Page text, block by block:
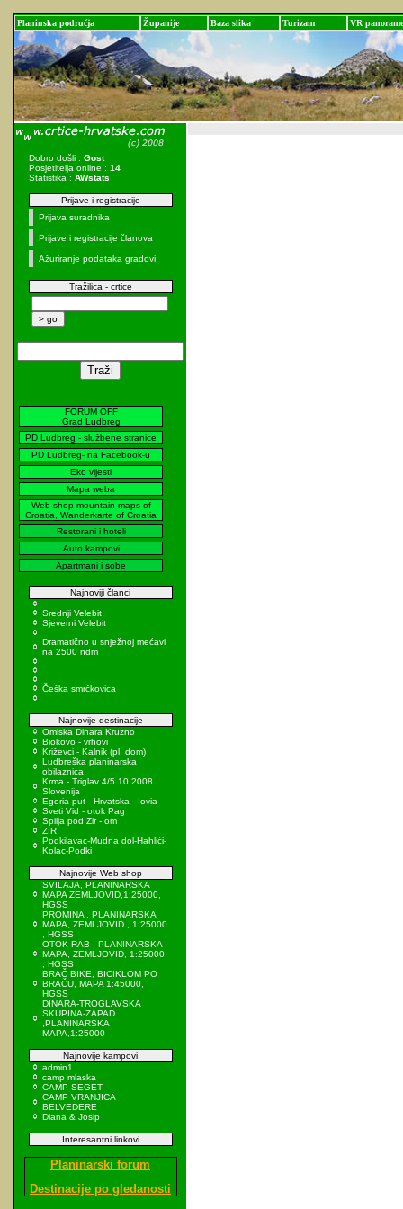
Planinska područja Županije Baza slika Turizam VR panorame
Dobro došli : Gost
Posjetitelja online : 14
Statistika : AWstats
Prijave i registracije
Prijava suradnika
Prijave i registracije članova
Ažuriranje podataka gradovi
Tražilica - crtice
FORUM OFF
Grad Ludbreg
PD Ludbreg - službene stranice
PD Ludbreg- na Facebook-u
Eko vijesti
Mapa weba
Web shop mountain maps of
Croatia, Wanderkarte of Croatia
Restorani i hoteli
Auto kampovi
Apartmani i sobe
Najnoviji članci
Srednji Velebit
Sjeverni Velebit
Dramatično u snježnoj mećavi
na 2500 ndm
Češka smrčkovica
Najnovije destinacije
Omiska Dinara Kruzno
Biokovo - vrhovi
Križevci - Kalnik (pl. dom)
Ludbreška planinarska
obilaznica
Krma - Triglav 4/5.10.2008
Slovenija
Egeria put - Hrvatska - Iovia
Sveti Vid - otok Pag
Spilja pod Zir - om
ZIR
Podkilavac-Mudna dol-Hahlići-
Kolac-Podki
Najnovije Web shop
SVILAJA, PLANINARSKA
MAPA ZEMLJOVID,1:25000,
HGSS
PROMINA , PLANINARSKA
MAPA, ZEMLJOVID , 1:25000
, HGSS
OTOK RAB , PLANINARSKA
MAPA, ZEMLJOVID, 1:25000
, HGSS
BRAČ BIKE, BICIKLOM PO
BRAČU, MAPA 1:45000,
HGSS
DINARA-TROGLAVSKA
SKUPINA-ZAPAD
,PLANINARSKA
MAPA,1:25000
Najnovije kampovi
admin1
camp mlaska
CAMP SEGET
CAMP VRANJICA
BELVEDERE
Diana & Josip
Interesantni linkovi
Planinarski forum
Destinacije po gledanosti